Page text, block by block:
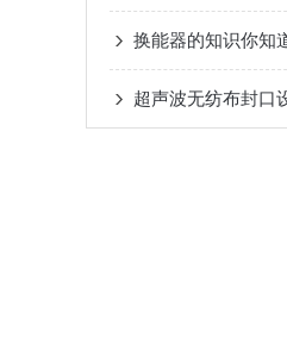
换能器的知识你知